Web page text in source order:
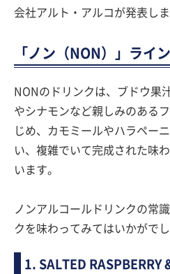
会社アルト・アルコが発表しま
「ノン（NON）」ライ
NONのドリンクは、ブドウ果
やシナモンなど親しみのある
じめ、カモミールやハラペー
い、複雑でいて完成された味
います。
ノンアルコールドリンクの常
クを味わってみてはいかがでし
1. SALTED RASPBERRY